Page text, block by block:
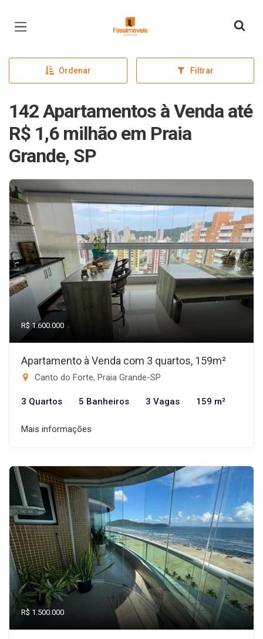
Página inicial
Ordenar Filtrar
142 Apartamentos à Venda até
R$ 1,6 milhão em Praia
Grande, SP
R$ 1.600.000
Apartamento à Venda com 3 quartos, 159m²
Canto do Forte, Praia Grande-SP
3 Quartos 5 Banheiros 3 Vagas 159 m²
Mais informações
R$ 1.500.000